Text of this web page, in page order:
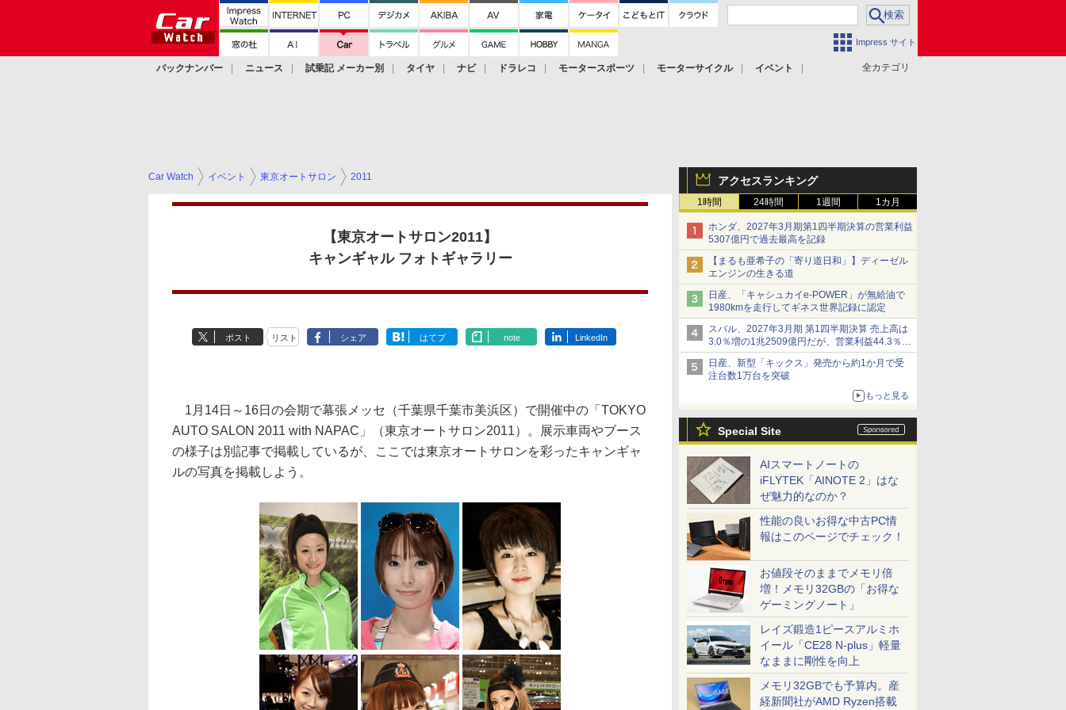
Impress サイト
全カテゴリ
バックナンバー ニュース 試乗記 メーカー別 タイヤ ナビ ドラレコ モータースポーツ モーターサイクル
イベント
アクセスランキング
1時間 24時間 1週間 1カ月
ホンダ、2027年3月期第1四半期決算の営業利益
5307億円で過去最高を記録
【まるも亜希子の「寄り道日和」】ディーゼル
エンジンの生きる道
日産、「キャシュカイe-POWER」が無給油で
1980kmを走行してギネス世界記録に認定
スバル、2027年3月期 第1四半期決算 売上高は
3.0％増の1兆2509億円だが、営業利益44.3％減
の426億円、当期利益10.3％減の492億円で増収
減益
日産、新型「キックス」発売から約1か月で受
注台数1万台を突破
もっと見る
Special Site
AIスマートノートの
iFLYTEK「AINOTE 2」はな
ぜ魅力的なのか？
性能の良いお得な中古PC情
報はこのページでチェック！
お値段そのままでメモリ倍
増！メモリ32GBの「お得な
ゲーミングノート」
レイズ鍛造1ピースアルミホ
イール「CE28 N-plus」軽量
なままに剛性を向上
メモリ32GBでも予算内。産
経新聞社がAMD Ryzen搭載
Car Watch イベント 東京オートサロン 2011
【東京オートサロン2011】
キャンギャル フォトギャラリー
ポスト リスト シェア はてブ note LinkedIn
1月14日～16日の会期で幕張メッセ（千葉県千葉市美浜区）で開催中の「TOKYO
AUTO SALON 2011 with NAPAC」（東京オートサロン2011）。展示車両やブース
の様子は別記事で掲載しているが、ここでは東京オートサロンを彩ったキャンギャ
ルの写真を掲載しよう。